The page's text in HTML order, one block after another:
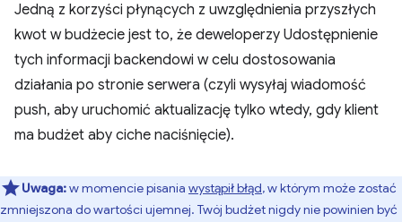
Jedną z korzyści płynących z uwzględnienia przyszłych
kwot w budżecie jest to, że deweloperzy Udostępnienie
tych informacji backendowi w celu dostosowania
działania po stronie serwera (czyli wysyłaj wiadomość
push, aby uruchomić aktualizację tylko wtedy, gdy klient
ma budżet aby ciche naciśnięcie).
Uwaga:w momencie pisania wystąpił błąd, w którym może zostać
zmniejszona do wartości ujemnej. Twój budżet nigdy nie powinien być